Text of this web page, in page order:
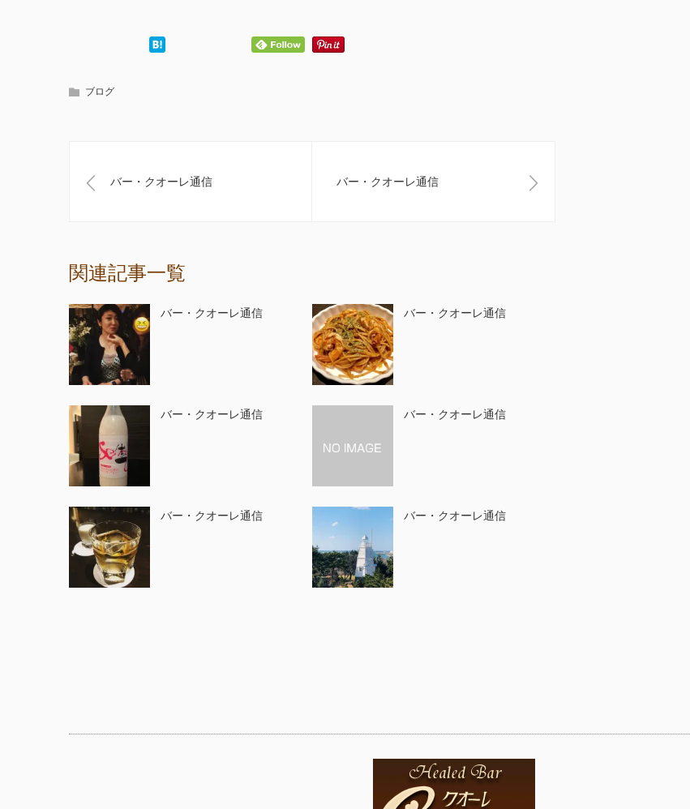
ブログ
バー・クオーレ通信 バー・クオーレ通信
関連記事一覧
バー・クオーレ通信 バー・クオーレ通信
バー・クオーレ通信 バー・クオーレ通信
バー・クオーレ通信 バー・クオーレ通信